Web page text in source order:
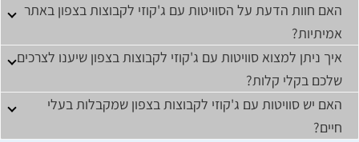
האם חוות הדעת על הסוויטות עם ג'קוזי לקבוצות בצפון באתר
אמיתיות?
איך ניתן למצוא סוויטות עם ג'קוזי לקבוצות בצפון שיענו לצרכים
שלכם בקלי קלות?
האם יש סוויטות עם ג'קוזי לקבוצות בצפון שמקבלות בעלי
חיים?